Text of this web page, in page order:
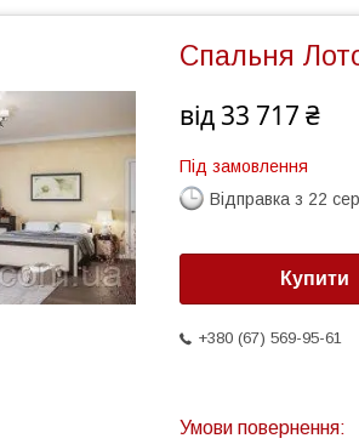
Спальня
від 33 717 ₴
Під замовлення
Відправка з 22
Купити
+380 (67) 569-95-61